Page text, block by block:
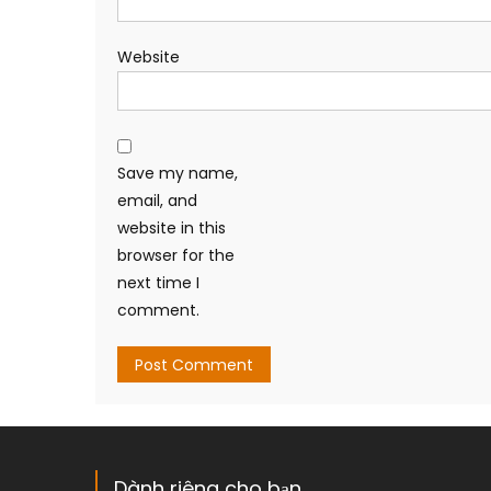
Website
Save my name,
email, and
website in this
browser for the
next time I
comment.